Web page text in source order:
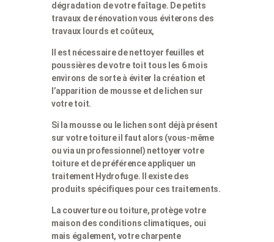
dégradation de votre faîtage. De petits
travaux de rénovation vous éviterons des
travaux lourds et coûteux,
Il est nécessaire de nettoyer feuilles et
poussières de votre toit tous les 6 mois
environs de sorte à éviter la création et
l’apparition de mousse et de lichen sur
votre toit.
Si la mousse ou le lichen sont déjà présent
sur votre toiture il faut alors (vous-même
ou via un professionnel) nettoyer votre
toiture et de préférence appliquer un
traitement Hydrofuge. Il existe des
produits spécifiques pour ces traitements.
La couverture ou toiture, protège votre
maison des conditions climatiques, oui
mais également, votre charpente